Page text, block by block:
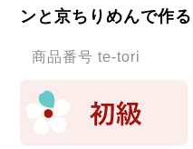
ンと京ちりめんで作
商品番号 te-tori